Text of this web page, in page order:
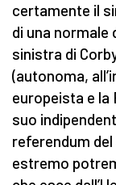
certamente il
di una normale
sinistra di
(autonoma,
europeista e la
suo
referendum
estremo